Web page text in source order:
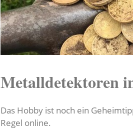
Metalldetektoren
Das Hobby ist noch ein
Regel online.